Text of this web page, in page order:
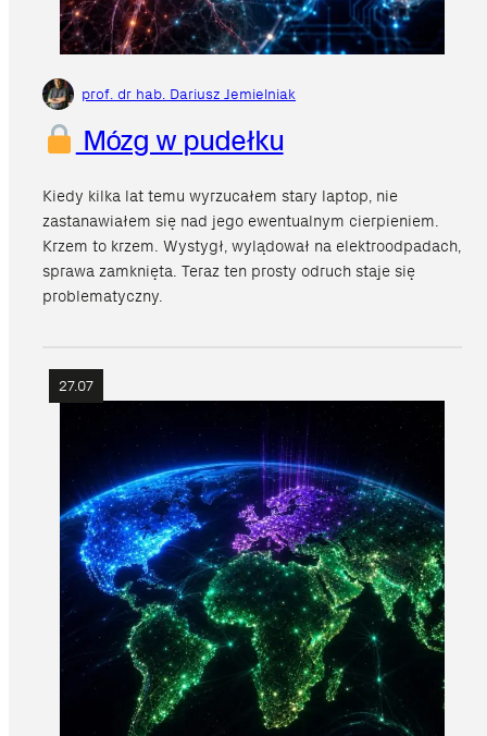
prof. dr hab. Dariusz Jemielniak
Mózg w pudełku
Kiedy kilka lat temu wyrzucałem stary laptop, nie
zastanawiałem się nad jego ewentualnym cierpieniem.
Krzem to krzem. Wystygł, wylądował na elektroodpadach,
sprawa zamknięta. Teraz ten prosty odruch staje się
problematyczny.
27.07